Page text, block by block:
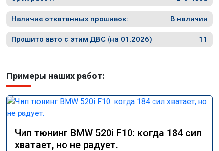
Наличие откатанных прошивок: В наличии
Прошито авто с этим ДВС (на 01.2026): 11
Примеры наших работ:
Чип тюнинг BMW 520i F10: когда 184 сил
хватает, но не радует.